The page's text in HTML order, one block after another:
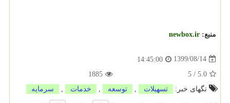
منبع: newbox.ir
1399/08/14
14:45:00
5.0
/
5
1885
تگهای خبر:
تسهیلات توسعه خدمات سرمایه